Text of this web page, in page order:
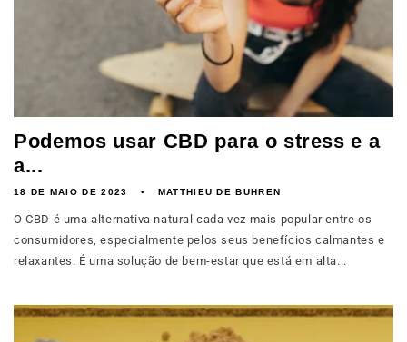
Podemos usar CBD para o stress e a
a...
18 DE MAIO DE 2023 MATTHIEU DE BUHREN
O CBD é uma alternativa natural cada vez mais popular entre os
consumidores, especialmente pelos seus benefícios calmantes e
relaxantes. É uma solução de bem-estar que está em alta...